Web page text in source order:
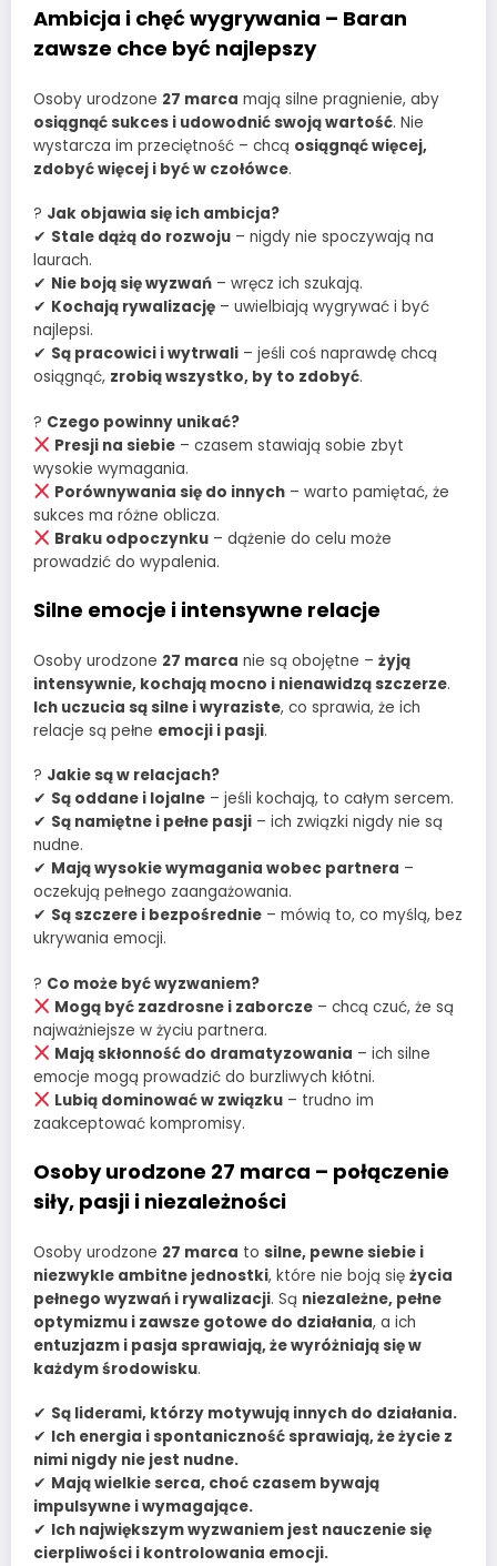
Ambicja i chęć wygrywania – Baran
zawsze chce być najlepszy
Osoby urodzone 27 marca mają silne pragnienie, aby
osiągnąć sukces i udowodnić swoją wartość. Nie
wystarcza im przeciętność – chcą osiągnąć więcej,
zdobyć więcej i być w czołówce.
? Jak objawia się ich ambicja?
✔ Stale dążą do rozwoju – nigdy nie spoczywają na
laurach.
✔ Nie boją się wyzwań – wręcz ich szukają.
✔ Kochają rywalizację – uwielbiają wygrywać i być
najlepsi.
✔ Są pracowici i wytrwali – jeśli coś naprawdę chcą
osiągnąć, zrobią wszystko, by to zdobyć.
? Czego powinny unikać?
Presji na siebie – czasem stawiają sobie zbyt
wysokie wymagania.
Porównywania się do innych – warto pamiętać, że
sukces ma różne oblicza.
Braku odpoczynku – dążenie do celu może
prowadzić do wypalenia.
Silne emocje i intensywne relacje
Osoby urodzone 27 marca nie są obojętne – żyją
intensywnie, kochają mocno i nienawidzą szczerze.
Ich uczucia są silne i wyraziste, co sprawia, że ich
relacje są pełne emocji i pasji.
? Jakie są w relacjach?
✔ Są oddane i lojalne – jeśli kochają, to całym sercem.
✔ Są namiętne i pełne pasji – ich związki nigdy nie są
nudne.
✔ Mają wysokie wymagania wobec partnera –
oczekują pełnego zaangażowania.
✔ Są szczere i bezpośrednie – mówią to, co myślą, bez
ukrywania emocji.
? Co może być wyzwaniem?
Mogą być zazdrosne i zaborcze – chcą czuć, że są
najważniejsze w życiu partnera.
Mają skłonność do dramatyzowania – ich silne
emocje mogą prowadzić do burzliwych kłótni.
Lubią dominować w związku – trudno im
zaakceptować kompromisy.
Osoby urodzone 27 marca – połączenie
siły, pasji i niezależności
Osoby urodzone 27 marca to silne, pewne siebie i
niezwykle ambitne jednostki, które nie boją się życia
pełnego wyzwań i rywalizacji. Są niezależne, pełne
optymizmu i zawsze gotowe do działania, a ich
entuzjazm i pasja sprawiają, że wyróżniają się w
każdym środowisku.
✔ Są liderami, którzy motywują innych do działania.
✔ Ich energia i spontaniczność sprawiają, że życie z
nimi nigdy nie jest nudne.
✔ Mają wielkie serca, choć czasem bywają
impulsywne i wymagające.
✔ Ich największym wyzwaniem jest nauczenie się
cierpliwości i kontrolowania emocji.